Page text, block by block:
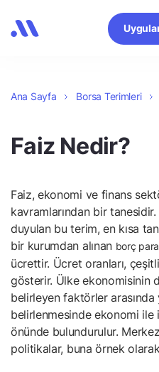
Ana Sayfa Borsa Terimleri
Faiz Nedir?
Faiz, ekonomi ve finans
kavramlarından bir
duyulan bu terim, en kısa
bir kurumdan alınan borç
ücrettir. Ücret oranları,
gösterir. Ülke ekonomisinin
belirleyen faktörler arasında
belirlenmesinde ekonomi
önünde bulundurulur. Merkez
politikalar, buna örnek